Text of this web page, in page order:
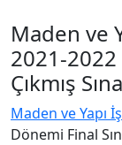
Maden ve
2021-2022
Çıkmış
Maden ve Yapı
Dönemi Final